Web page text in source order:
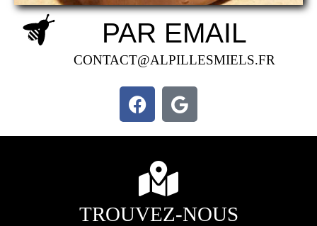
PAR EMAIL
CONTACT@ALPILLESMIELS.FR
TROUVEZ-NOUS